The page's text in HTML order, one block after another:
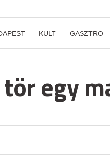
KULT GASZTRO
egy